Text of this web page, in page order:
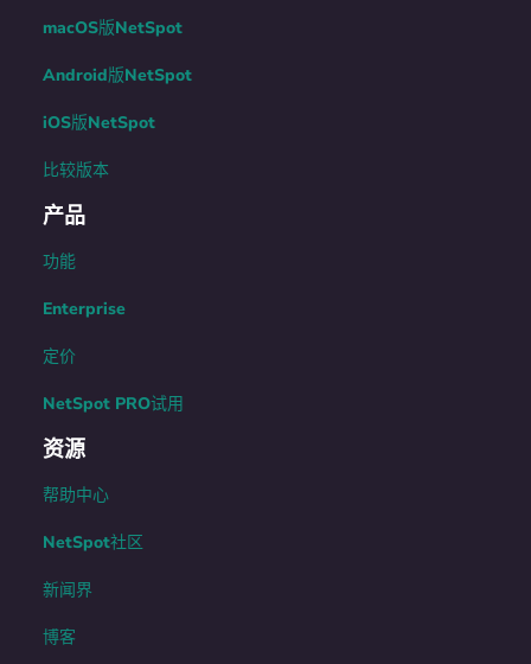
macOS版NetSpot
Android版NetSpot
iOS版NetSpot
比较版本
产品
功能
Enterprise
定价
NetSpot PRO试用
资源
帮助中心
NetSpot社区
新闻界
博客